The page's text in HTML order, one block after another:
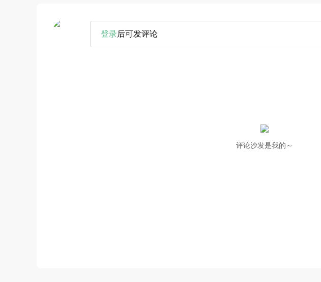
登录后可发评论
评论沙发是我的～